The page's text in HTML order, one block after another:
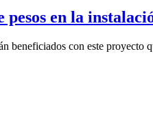
en la
beneficiados con este proyecto